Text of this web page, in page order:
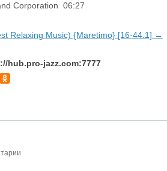
Corporation 06:27
Relaxing Music) {Maretimo} [16-44.1] →
hub.pro-jazz.com:7777